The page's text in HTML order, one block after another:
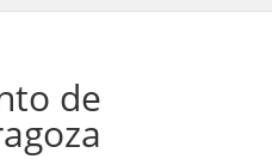
de